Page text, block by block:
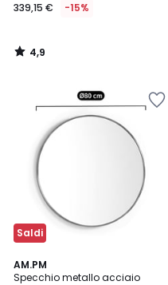
339,15 € -15%
4,9
/
Saldi
AM.PM
Specchio metallo acciaio
4,1
/ 5